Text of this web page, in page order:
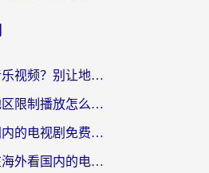
在海外如何听音乐视频？别让地域限制挡住你的华语旋律
央视影音海外地区限制播放怎么办？海外华人必看的追剧自由指南
在国外怎么看国内的电视剧免费？3个关键步骤+1款靠谱加速器帮你搞定
海外党必看：在海外看国内的电视剧的app选对了吗？3步解决地域限制烦恼